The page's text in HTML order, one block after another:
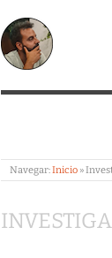
CARLOS
Navegar:Inicio »